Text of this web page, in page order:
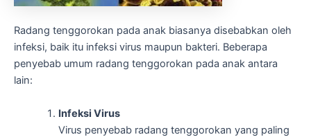
Radang tenggorokan pada anak biasanya disebabkan oleh
infeksi, baik itu infeksi virus maupun bakteri. Beberapa
penyebab umum radang tenggorokan pada anak antara
lain:
Infeksi Virus
Virus penyebab radang tenggorokan yang paling